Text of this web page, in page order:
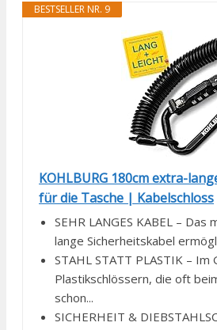
BESTSELLER NR. 9
KOHLBURG 180cm extra-
für die Tasche | Kabelschloss
SEHR LANGES KABEL –
lange Sicherheitskabel
STAHL STATT PLASTIK – Im
Plastikschlössern, die oft
schon...
SICHERHEIT &